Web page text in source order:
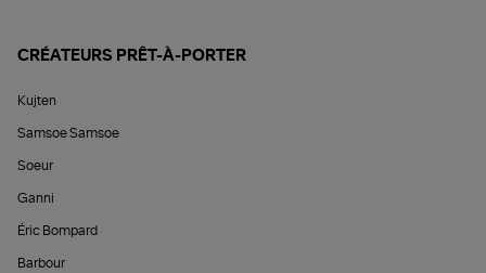
CRÉATEURS PRÊT-À-PORTER
Kujten
Samsoe Samsoe
Soeur
Ganni
Éric Bompard
Barbour